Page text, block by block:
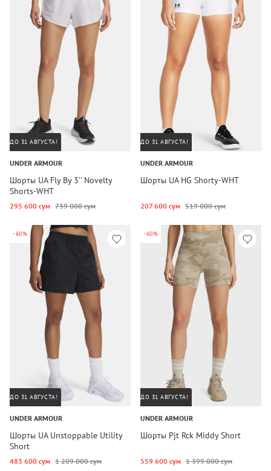
ДО 31 АВГУСТА!
UNDER ARMOUR
Шорты UA Fly By 3'' Novelty
Shorts-WHT
295 600 сум 739 000 сум
ДО 31 АВГУСТА!
UNDER ARMOUR
Шорты UA HG Shorty-WHT
207 600 сум 519 000 сум
-60%
ДО 31 АВГУСТА!
UNDER ARMOUR
Шорты UA Unstoppable Utility
Short
483 600 сум 1 209 000 сум
-60%
ДО 31 АВГУСТА!
UNDER ARMOUR
Шорты Pjt Rck Middy Short
559 600 сум 1 399 000 сум